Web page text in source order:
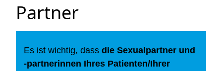
Partner
Es ist wichtig, dass die Sexualpartner und
-partnerinnen Ihres Patienten/Ihrer